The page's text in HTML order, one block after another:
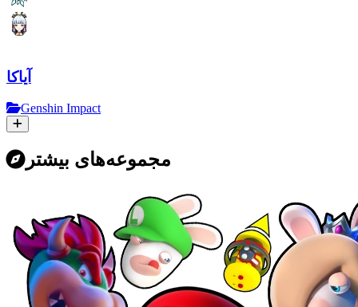
آیاکا
Genshin Impact
مجموعه‌های بیشتر